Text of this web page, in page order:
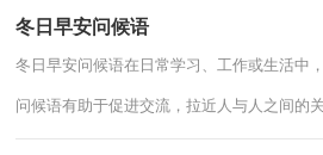
冬日早安问候语
冬日早安问候语在日常学习、工作或生活中
问候语有助于促进交流，拉近人与人之间的